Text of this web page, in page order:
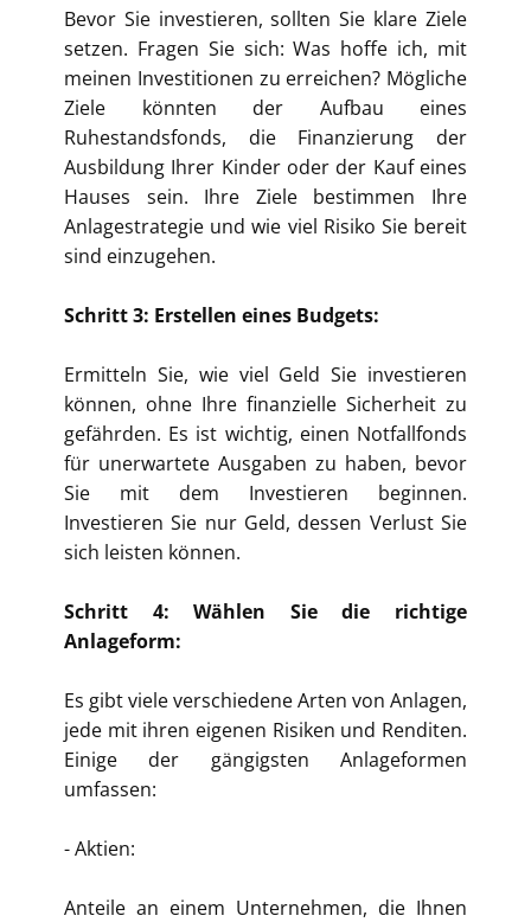
Bevor Sie investieren, sollten Sie klare Ziele
setzen. Fragen Sie sich: Was hoffe ich, mit
meinen Investitionen zu erreichen? Mögliche
Ziele könnten der Aufbau eines
Ruhestandsfonds, die Finanzierung der
Ausbildung Ihrer Kinder oder der Kauf eines
Hauses sein. Ihre Ziele bestimmen Ihre
Anlagestrategie und wie viel Risiko Sie bereit
sind einzugehen.
Schritt 3: Erstellen eines Budgets:
Ermitteln Sie, wie viel Geld Sie investieren
können, ohne Ihre finanzielle Sicherheit zu
gefährden. Es ist wichtig, einen Notfallfonds
für unerwartete Ausgaben zu haben, bevor
Sie mit dem Investieren beginnen.
Investieren Sie nur Geld, dessen Verlust Sie
sich leisten können.
Schritt 4: Wählen Sie die richtige
Anlageform:
Es gibt viele verschiedene Arten von Anlagen,
jede mit ihren eigenen Risiken und Renditen.
Einige der gängigsten Anlageformen
umfassen:
- Aktien:
Anteile an einem Unternehmen, die Ihnen